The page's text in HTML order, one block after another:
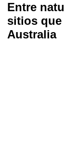
Entre
sitios que
Australia